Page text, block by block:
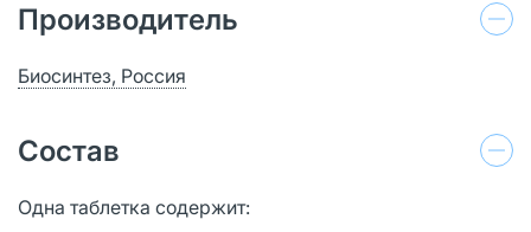
Производитель
Биосинтез, Россия
Состав
Одна таблетка содержит: